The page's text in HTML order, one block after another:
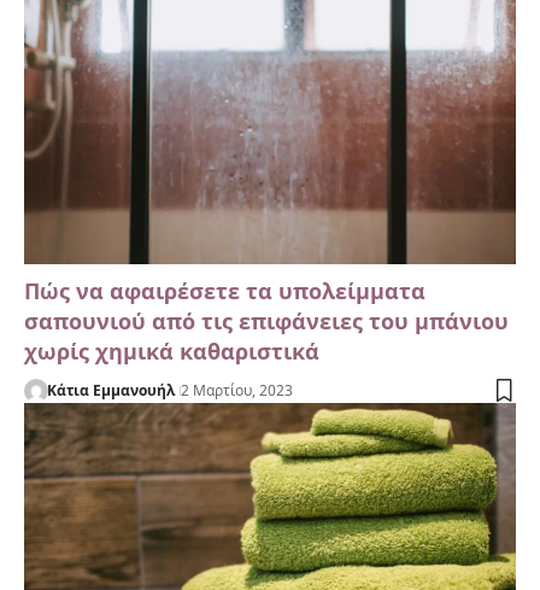
Πώς να αφαιρέσετε τα υπολείμματα
σαπουνιού από τις επιφάνειες του μπάνιου
χωρίς χημικά καθαριστικά
Κάτια Εμμανουήλ 2 Μαρτίου, 2023